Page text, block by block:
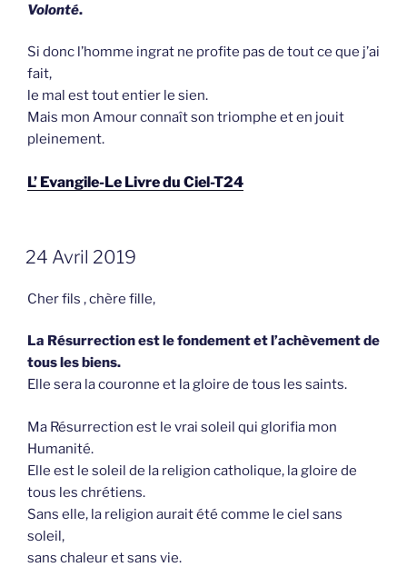
Volonté.
Si donc l’homme ingrat ne profite pas de tout ce que j’ai
fait,
le mal est tout entier le sien.
Mais mon Amour connaît son triomphe et en jouit
pleinement.
L’ Evangile-Le Livre du Ciel-T24
GEPLAATST
OP
24 Avril 2019
Cher fils , chère fille,
La Résurrection est le fondement et l’achèvement de
tous les biens.
Elle sera la couronne et la gloire de tous les saints.
Ma Résurrection est le vrai soleil qui glorifia mon
Humanité.
Elle est le soleil de la religion catholique, la gloire de
tous les chrétiens.
Sans elle, la religion aurait été comme le ciel sans
soleil,
sans cha­leur et sans vie.